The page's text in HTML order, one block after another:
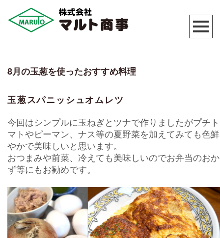
8月の玉葱を使ったおすすめ料理
玉葱スパニッシュオムレツ
今回はシンプルに玉ねぎとツナで作りましたがプチト
マトやピーマン、ナス等の夏野菜を加えてみても色鮮
やかで美味しいと思います。
おつまみや前菜、冷えても美味しいのでお弁当のおか
ず等にもお勧めです。